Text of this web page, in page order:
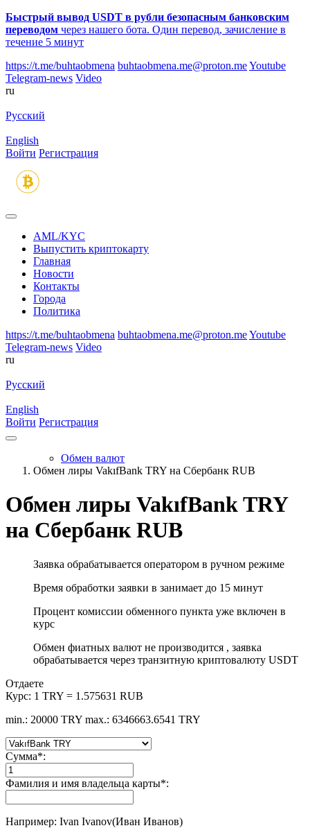
Быстрый вывод USDT в рубли безопасным банковским
переводом через нашего бота. Один перевод, зачисление в
течение 5 минут
https://t.me/buhtaobmena buhtaobmena.me@proton.meYoutube
Telegram-news Video
ru
Русский
English
Войти Регистрация
AML/KYC
Выпустить криптокарту
Главная
Новости
Контакты
Города
Политика
https://t.me/buhtaobmena buhtaobmena.me@proton.meYoutube
Telegram-news Video
ru
Русский
English
Войти Регистрация
Обмен валют
Обмен лиры VakıfBank TRY на Сбербанк RUB
Обмен лиры VakıfBank TRY
на Сбербанк RUB
Заявка обрабатывается оператором в ручном режиме
Время обработки заявки в занимает до 15 минут
Процент комиссии обменного пункта уже включен в
курс
Обмен фиатных валют не производится , заявка
обрабатывается через транзитную криптовалюту USDT
Отдаете
Курс: 1 TRY = 1.575631 RUB
min.: 20000 TRY max.: 6346663.6541 TRY
Сумма*:
Фамилия и имя владельца карты*:
Например: Ivan Ivanov(Иван Иванов)